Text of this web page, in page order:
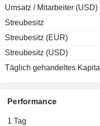
Performance
1 Tag
Umsatz / Mitarbeiter (USD)
Streubesitz
Streubesitz (EUR)
Streubesitz (USD)
Täglich gehandeltes Kapital